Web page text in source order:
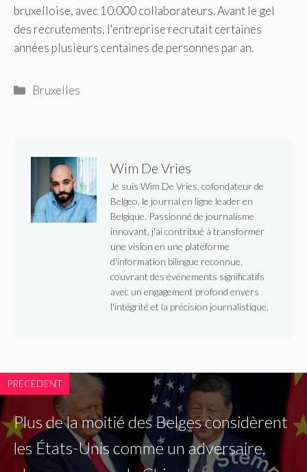
bruxelloise, avec 10.000 collaborateurs. Avant le gel
des recrutements, l'entreprise recrutait certaines
années plusieurs centaines de personnes par an.
Catégories
Bruxelles
Wim De Vries
Je suis Wim De Vries, cofondateur de
Belgeo, le journal en ligne leader en
Belgique. Passionné de journalisme
innovant, j'ai contribué à transformer
une vision en une plateforme
d'information bilingue reconnue,
couvrant des événements significatifs
avec un engagement profond envers
l'intégrité et la précision journalistique.
PRECEDENT
Plus de la moitié des Belges considèrent
les États-Unis comme un adversaire,